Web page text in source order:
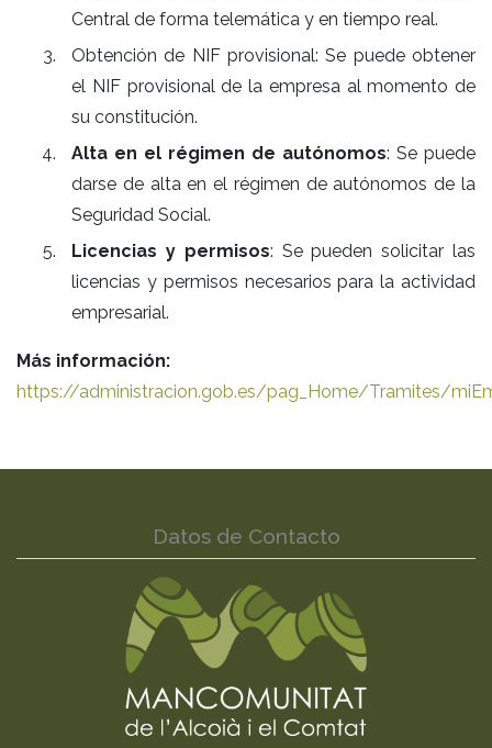
Central de forma telemática y en tiempo real.
Obtención de NIF provisional: Se puede obtener
el NIF provisional de la empresa al momento de
su constitución.
Alta en el régimen de autónomos: Se puede
darse de alta en el régimen de autónomos de la
Seguridad Social.
Licencias y permisos: Se pueden solicitar las
licencias y permisos necesarios para la actividad
empresarial.
Más información:
https://administracion.gob.es/pag_Home/Tramites/
Datos de Contacto